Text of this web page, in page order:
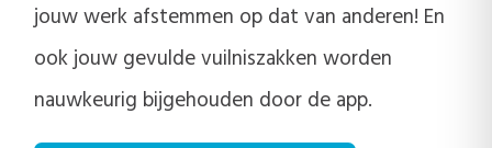
jouw werk afstemmen op dat van anderen! En
ook jouw gevulde vuilniszakken worden
nauwkeurig bijgehouden door de app.